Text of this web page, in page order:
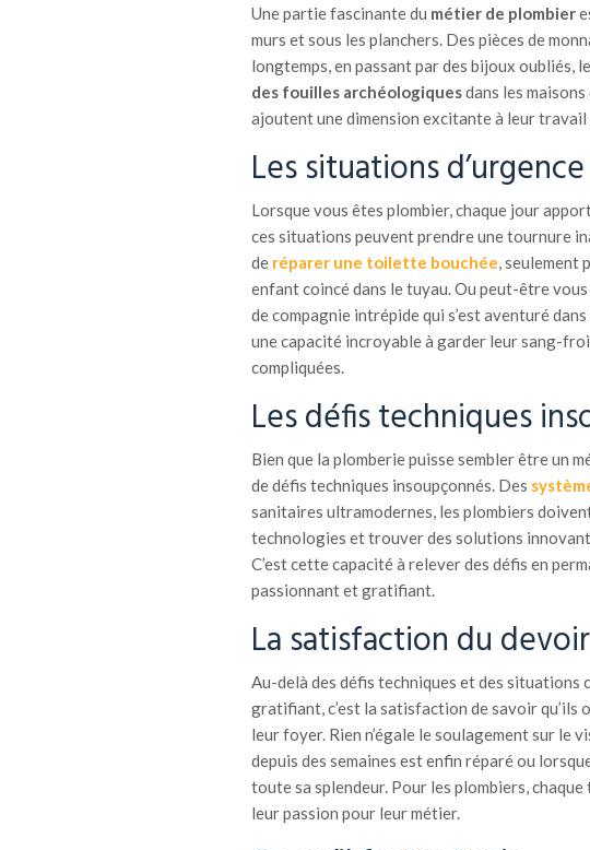
Une partie fascinante du métier de plombier
murs et sous les planchers. Des pièces de
longtemps, en passant par des bijoux oubliés,
des fouilles archéologiquesdans les
ajoutent une dimension excitante à leur
Les situations
Lorsque vous êtes plombier, chaque jour
ces situations peuvent prendre une tournure
de réparer une toilette bouchée, seulement
enfant coincé dans le tuyau. Ou peut-être
de compagnie intrépide qui s’est aventuré
une capacité incroyable à garder leur sang-
compliquées.
Les défis techniques
Bien que la plomberie puisse sembler être un
de défis techniques insoupçonnés. Des
sanitaires ultramodernes, les plombiers
technologies et trouver des solutions
C’est cette capacité à relever des défis en
passionnant et gratifiant.
La satisfaction du
Au-delà des défis techniques et des situations
gratifiant, c’est la satisfaction de savoir
leur foyer. Rien n’égale le soulagement sur le
depuis des semaines est enfin réparé ou
toute sa splendeur. Pour les plombiers,
leur passion pour leur métier.